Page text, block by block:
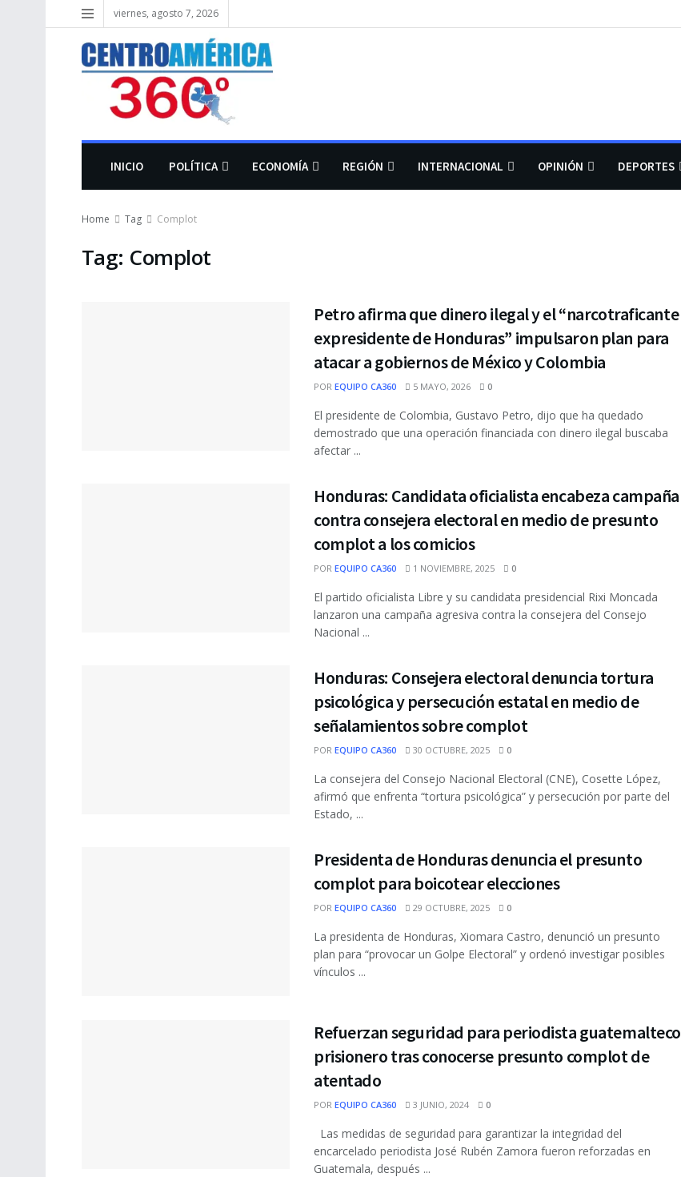
viernes, agosto 7, 2026
INICIO POLÍTICA ECONOMÍA REGIÓN INTERNACIONAL OPINIÓN DEPORTES
Home Tag Complot
Tag: Complot
Petro afirma que dinero ilegal y el “narcotraficante
expresidente de Honduras” impulsaron plan para
atacar a gobiernos de México y Colombia
POR EQUIPO CA360 5 MAYO, 2026 0
El presidente de Colombia, Gustavo Petro, dijo que ha quedado
demostrado que una operación financiada con dinero ilegal buscaba
afectar ...
Honduras: Candidata oficialista encabeza campaña
contra consejera electoral en medio de presunto
complot a los comicios
POR EQUIPO CA360 1 NOVIEMBRE, 2025 0
El partido oficialista Libre y su candidata presidencial Rixi Moncada
lanzaron una campaña agresiva contra la consejera del Consejo
Nacional ...
Honduras: Consejera electoral denuncia tortura
psicológica y persecución estatal en medio de
señalamientos sobre complot
POR EQUIPO CA360 30 OCTUBRE, 2025 0
La consejera del Consejo Nacional Electoral (CNE), Cosette López,
afirmó que enfrenta “tortura psicológica” y persecución por parte del
Estado, ...
Presidenta de Honduras denuncia el presunto
complot para boicotear elecciones
POR EQUIPO CA360 29 OCTUBRE, 2025 0
La presidenta de Honduras, Xiomara Castro, denunció un presunto
plan para “provocar un Golpe Electoral” y ordenó investigar posibles
vínculos ...
Refuerzan seguridad para periodista guatemalteco
prisionero tras conocerse presunto complot de
atentado
POR EQUIPO CA360 3 JUNIO, 2024 0
Las medidas de seguridad para garantizar la integridad del
encarcelado periodista José Rubén Zamora fueron reforzadas en
Guatemala, después ...